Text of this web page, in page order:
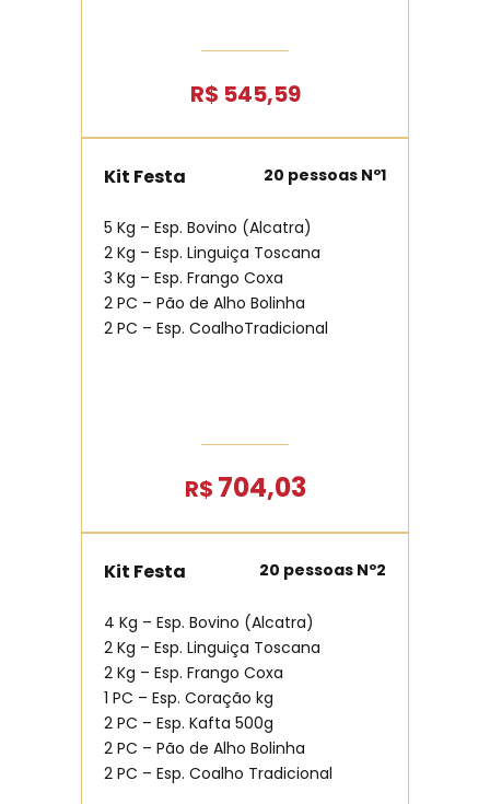
R$ 545,59
Kit Festa 20 pessoas Nº1
5 Kg – Esp. Bovino (Alcatra)
2 Kg – Esp. Linguiça Toscana
3 Kg – Esp. Frango Coxa
2 PC – Pão de Alho Bolinha
2 PC – Esp. CoalhoTradicional
R$ 704,03
Kit Festa 20 pessoas Nº2
4 Kg – Esp. Bovino (Alcatra)
2 Kg – Esp. Linguiça Toscana
2 Kg – Esp. Frango Coxa
1 PC – Esp. Coração kg
2 PC – Esp. Kafta 500g
2 PC – Pão de Alho Bolinha
2 PC – Esp. Coalho Tradicional